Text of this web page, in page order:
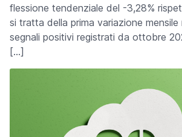
flessione tendenziale del -3,28%
si tratta della prima variazione
segnali positivi registrati da ottobre
[…]